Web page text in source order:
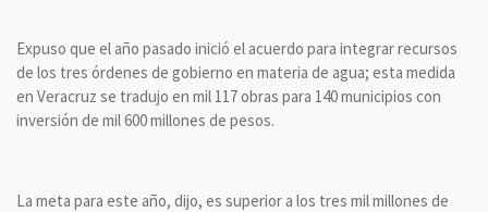
Expuso que el año pasado inició el acuerdo para integrar recursos
de los tres órdenes de gobierno en materia de agua; esta medida
en Veracruz se tradujo en mil 117 obras para 140 municipios con
inversión de mil 600 millones de pesos.
La meta para este año, dijo, es superior a los tres mil millones de